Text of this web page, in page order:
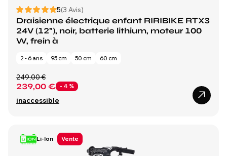
5(3 Avis)
Draisienne électrique enfant RIRIBIKE RTX3
24V (12"), noir, batterie lithium, moteur 100
W, frein à
2 - 6 ans 95 cm 50 cm 60 cm
239,00 € - 4 %
249,00 €
inaccessible
Li-Ion Vente